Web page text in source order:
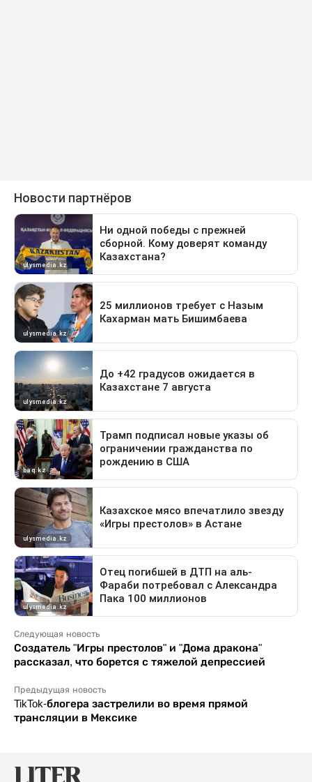
Следующая новость
Создатель "Игры престолов" и "Дома дракона"
рассказал, что борется с тяжелой депрессией
Предыдущая новость
TikTok-блогера застрелили во время прямой
трансляции в Мексике